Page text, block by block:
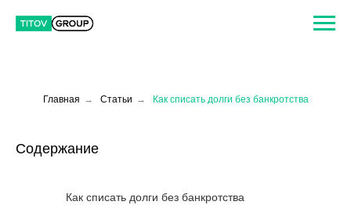
Главная → Статьи → Как списать долги без банкротства
Содержание
Как списать долги без банкротства